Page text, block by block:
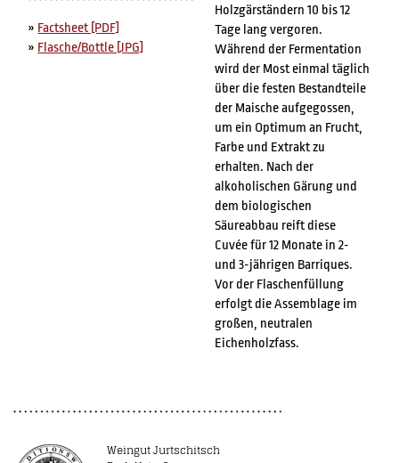
» Factsheet [PDF]
» Flasche/Bottle [JPG]
Holzgärständern 10 bis 12
Tage lang vergoren.
Während der Fermentation
wird der Most einmal täglich
über die festen Bestandteile
der Maische aufgegossen,
um ein Optimum an Frucht,
Farbe und Extrakt zu
erhalten. Nach der
alkoholischen Gärung und
dem biologischen
Säureabbau reift diese
Cuvée für 12 Monate in 2-
und 3-jährigen Barriques.
Vor der Flaschenfüllung
erfolgt die Assemblage im
großen, neutralen
Eichenholzfass.
Weingut Jurtschitsch